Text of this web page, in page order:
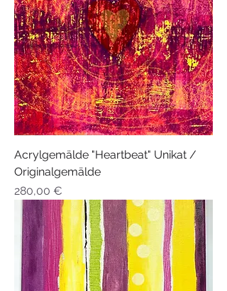
Acrylgemälde "Heartbeat" Unikat /
Originalgemälde
Preis
280,00 €